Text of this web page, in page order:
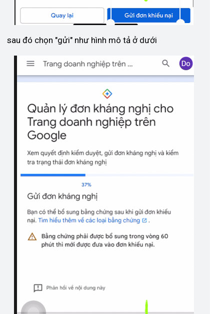
sau đó chọn "gửi" như hình mô tả ở dưới